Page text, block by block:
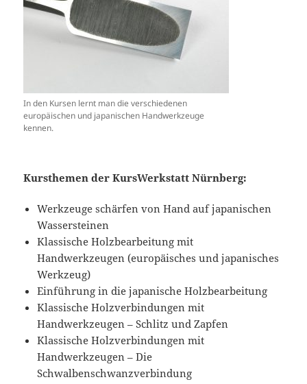
In den Kursen lernt man die verschiedenen
europäischen und japanischen Handwerkzeuge
kennen.
Kursthemen der KursWerkstatt Nürnberg:
Werkzeuge schärfen von Hand auf japanischen
Wassersteinen
Klassische Holzbearbeitung mit
Handwerkzeugen (europäisches und japanisches
Werkzeug)
Einführung in die japanische Holzbearbeitung
Klassische Holzverbindungen mit
Handwerkzeugen – Schlitz und Zapfen
Klassische Holzverbindungen mit
Handwerkzeugen – Die
Schwalbenschwanzverbindung